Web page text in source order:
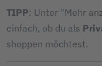
TIPP: Unter "Mehr
einfach, ob du als
shoppen möchtest.